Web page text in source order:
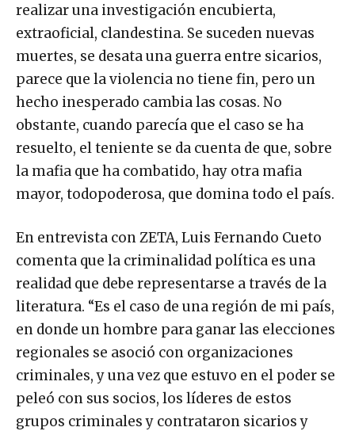
realizar una investigación encubierta,
extraoficial, clandestina. Se suceden nuevas
muertes, se desata una guerra entre sicarios,
parece que la violencia no tiene fin, pero un
hecho inesperado cambia las cosas. No
obstante, cuando parecía que el caso se ha
resuelto, el teniente se da cuenta de que, sobre
la mafia que ha combatido, hay otra mafia
mayor, todopoderosa, que domina todo el país.
En entrevista con ZETA, Luis Fernando Cueto
comenta que la criminalidad política es una
realidad que debe representarse a través de la
literatura. “Es el caso de una región de mi país,
en donde un hombre para ganar las elecciones
regionales se asoció con organizaciones
criminales, y una vez que estuvo en el poder se
peleó con sus socios, los líderes de estos
grupos criminales y contrataron sicarios y